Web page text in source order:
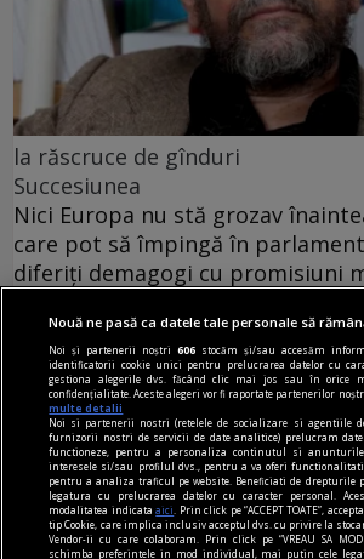
la răscruce de gînduri
Succesiunea
Nici Europa nu stă grozav
care pot să împingă în
diferiți demagogi cu promisiuni
Andrei CORNEA
Nouă ne pasă ca datele tale personale să
Noi și partenerii noștri606 stocăm și/sau accesăm
identificatorii cookie unici pentru prelucrarea datelor cu
gestiona alegerile dvs. făcând clic mai jos sau în orice
confidențialitate. Aceste alegeri vor fi raportate partenerilor
multe detalii
Noi si partenerii nostri (retelele de socializare si agentiile
furnizorii nostri de servicii de date analitice) prelucram
functioneze, pentru a personaliza continutul si
interesele si/sau profilul dvs., pentru a va oferi
pentru a analiza traficul pe website. Beneficiati de drepturile
legatura cu prelucrarea datelor cu caracter personal.
modalitatea indicataaici
. Prin click pe “ACCEPT TOATE”,
tip Cookie, care implica inclusiv acceptul dvs. cu privire la
Vendor-ii cu care colaboram. Prin click pe “VREAU SA
schimba preferintele in mod individual, mai putin cele